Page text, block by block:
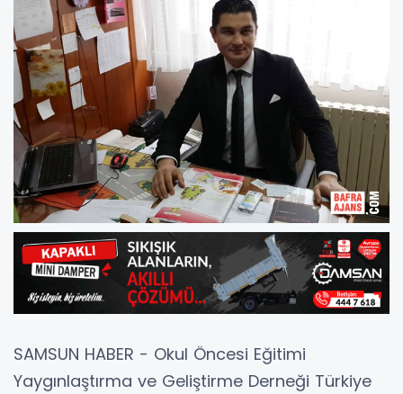
SAMSUN HABER - Okul Öncesi Eğitimi
Yaygınlaştırma ve Geliştirme Derneği Türkiye